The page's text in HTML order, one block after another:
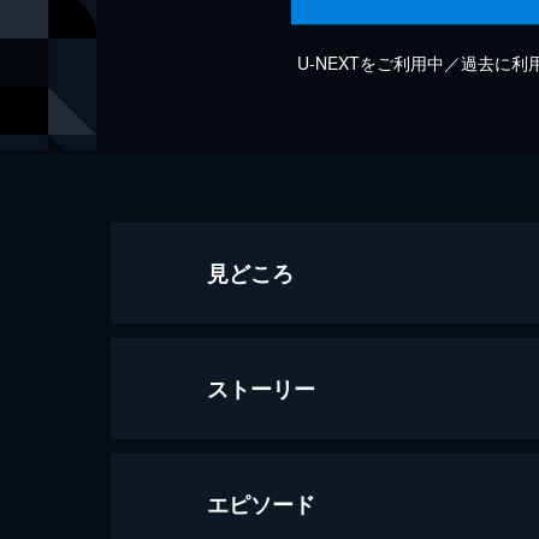
U-NEXTをご利用中／過去に利
見どころ
ストーリー
エピソード